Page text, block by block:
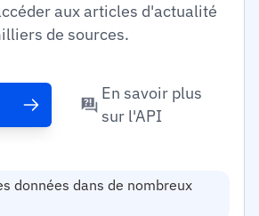
aux articles d'actualité
de sources.
En savoir plus
sur l'API
données dans de nombreux